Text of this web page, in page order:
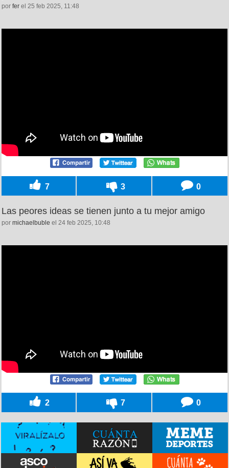
por fer el 25 feb 2025, 11:48
7 3 0
Las peores ideas se tienen junto a tu mejor amigo
por michaelbuble el 24 feb 2025, 10:48
2 7 0